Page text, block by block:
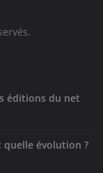
éditions du net
quelle évolution ?